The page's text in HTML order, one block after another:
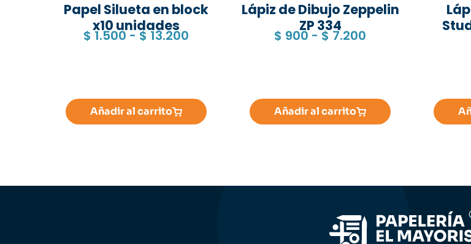
Papel Silueta en block
x10 unidades
$1.500 -$13.200
Añadir al carrito
Lápiz de Dibujo Zeppelin
ZP 334
$ 900 - $7.200
Añadir al carrito